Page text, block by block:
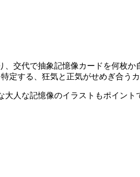
交代で抽象記憶像カードを何枚
定する、狂気と正気がせめぎ合うカ
人な記憶像のイラストもポイント